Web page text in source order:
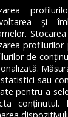
și
de
sau
pentru a